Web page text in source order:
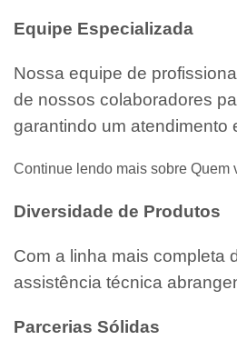
Equipe Especializada
Nossa equipe de
de nossos colaboradores
garantindo um atendimento
Continue lendo mais sobre Quem
Diversidade de Produtos
Com a linha mais completa
assistência técnica
Parcerias Sólidas